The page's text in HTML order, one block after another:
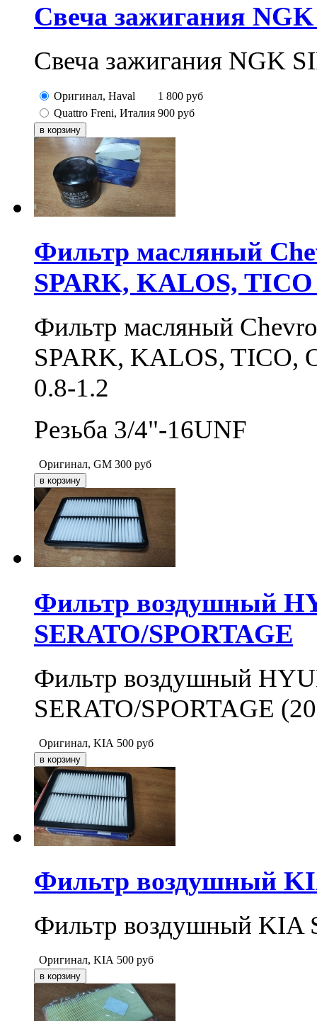
Свеча зажигания
Свеча зажигания NGK
Оригинал, Haval 1 800 руб
Quattro Freni, Италия 900 руб
Фильтр масляный
SPARK, KALOS, TICO
Фильтр масляный
SPARK, KALOS, TICO,
0.8-1.2
Резьба 3/4"-16UNF
Оригинал, GM 300 руб
Фильтр воздушный
SERATO/SPORTAGE
Фильтр воздушный
SERATO/SPORTAGE
Оригинал, KIA 500 руб
Фильтр воздушный
Фильтр воздушный KIA
Оригинал, KIA 500 руб